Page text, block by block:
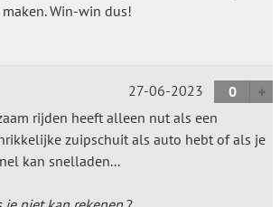
Win-win dus!
27-06-2023
0
rijden heeft alleen nut als een
zuipschuit als auto hebt of als je
kan snelladen...